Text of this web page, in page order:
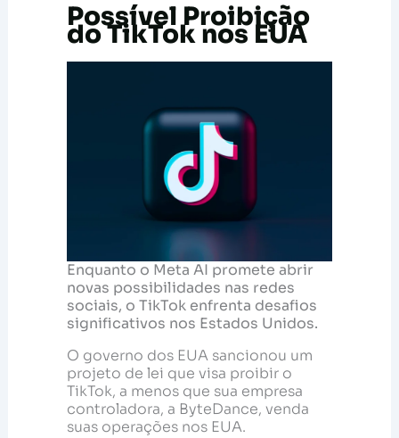
Possível Proibição
do TikTok nos EUA
Enquanto o Meta AI promete abrir
novas possibilidades nas redes
sociais, o TikTok enfrenta desafios
significativos nos Estados Unidos.
O governo dos EUA sancionou um
projeto de lei que visa proibir o
TikTok, a menos que sua empresa
controladora, a ByteDance, venda
suas operações nos EUA.